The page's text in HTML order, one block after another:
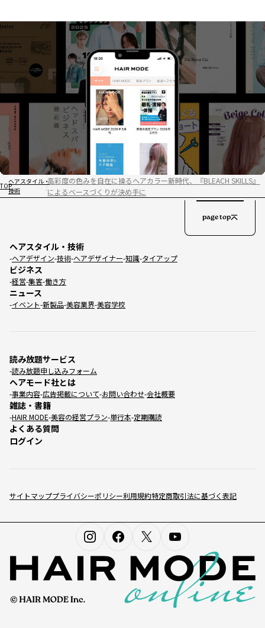
TOP
ヘアスタイル・
技術
高彩度の色みを自在に操るヘアカラー新時代、『BLEACH SKILLS』
によるベースづくりが決め手に
サイトマッププライバシーポリシー利用規約特定商取引法に基づく表記
ヘアスタイル・技術
ヘアデザイン 技術 ヘアデザイナー 知識 タイアップ
ビジネス
経営 集客 働き方
ニュース
イベント 新製品 美容業界 美容学校
読み放題サービス
読み放題申し込みフォーム
ヘアモード社とは
事業内容 広告掲載について お問い合わせ 会社概要
雑誌・書籍
HAIR MODE 美容の経営プラン 単行本 定期購読
よくある質問
ログイン
page top